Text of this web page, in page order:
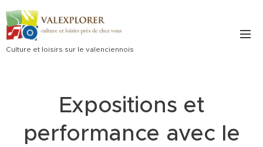
Culture et loisirs sur le valenciennois
Expositions et
performance avec le